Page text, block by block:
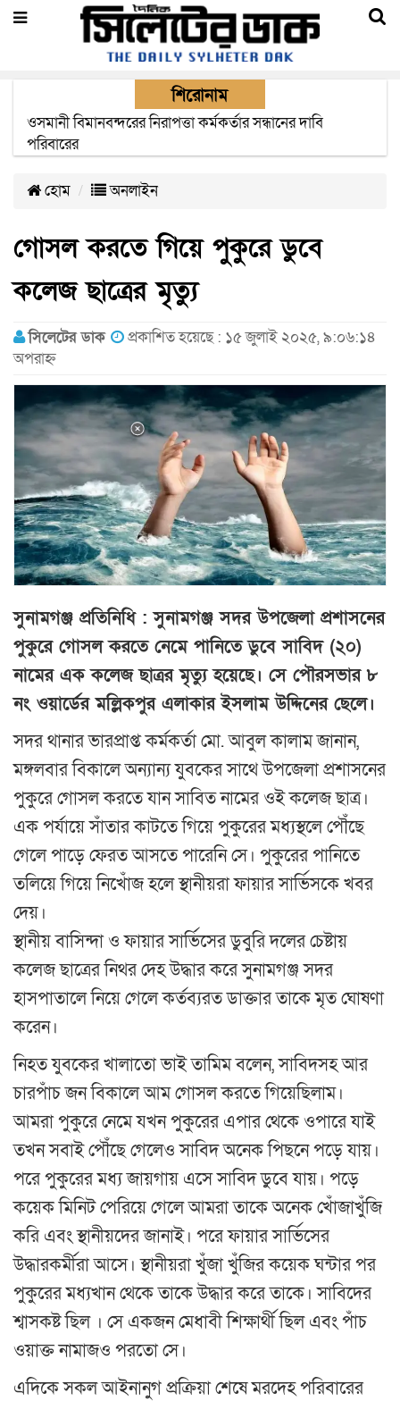
শিরোনাম
এক মাসের মধ্যে সিলেট-জাফলং রেললাইন নির্মাণ প্রকল্পের কাজ
দৃশ্যমান হবে- শ্রম মন্ত্রী
হোম অনলাইন
গোসল করতে গিয়ে পুকুরে ডুবে
কলেজ ছাত্রের মৃত্যু
সিলেটের ডাক
প্রকাশিত হয়েছে : ১৫ জুলাই ২০২৫, ৯:০৬:১৪
অপরাহ্ন
সুনামগঞ্জ প্রতিনিধি : সুনামগঞ্জ সদর উপজেলা প্রশাসনের
পুকুরে গোসল করতে নেমে পানিতে ডুবে সাবিদ (২০)
নামের এক কলেজ ছাত্রর মৃত্যু হয়েছে। সে পৌরসভার ৮
নং ওয়ার্ডের মল্লিকপুর এলাকার ইসলাম উদ্দিনের ছেলে।
সদর থানার ভারপ্রাপ্ত কর্মকর্তা মো. আবুল কালাম জানান,
মঙ্গলবার বিকালে অন্যান্য যুবকের সাথে উপজেলা প্রশাসনের
পুকুরে গোসল করতে যান সাবিত নামের ওই কলেজ ছাত্র।
এক পর্যায়ে সাঁতার কাটতে গিয়ে পুকুরের মধ্যস্থলে পৌঁছে
গেলে পাড়ে ফেরত আসতে পারেনি সে। পুকুরের পানিতে
তলিয়ে গিয়ে নিখোঁজ হলে স্থানীয়রা ফায়ার সার্ভিসকে খবর
দেয়।
স্থানীয় বাসিন্দা ও ফায়ার সার্ভিসের ডুবুরি দলের চেষ্টায়
কলেজ ছাত্রের নিথর দেহ উদ্ধার করে সুনামগঞ্জ সদর
হাসপাতালে নিয়ে গেলে কর্তব্যরত ডাক্তার তাকে মৃত ঘোষণা
করেন।
নিহত যুবকের খালাতো ভাই তামিম বলেন, সাবিদসহ আর
চারপাঁচ জন বিকালে আম গোসল করতে গিয়েছিলাম।
আমরা পুকুরে নেমে যখন পুকুরের এপার থেকে ওপারে যাই
তখন সবাই পৌঁছে গেলেও সাবিদ অনেক পিছনে পড়ে যায়।
পরে পুকুরের মধ্য জায়গায় এসে সাবিদ ডুবে যায়। পড়ে
কয়েক মিনিট পেরিয়ে গেলে আমরা তাকে অনেক খোঁজাখুঁজি
করি এবং স্থানীয়দের জানাই। পরে ফায়ার সার্ভিসের
উদ্ধারকর্মীরা আসে। স্থানীয়রা খুঁজা খুঁজির কয়েক ঘন্টার পর
পুকুরের মধ্যখান থেকে তাকে উদ্ধার করে তাকে। সাবিদের
শ্বাসকষ্ট ছিল । সে একজন মেধাবী শিক্ষার্থী ছিল এবং পাঁচ
ওয়াক্ত নামাজও পরতো সে।
এদিকে সকল আইনানুগ প্রক্রিয়া শেষে মরদেহ পরিবারের